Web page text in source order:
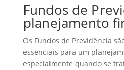
Fundos de
planejamento
Os Fundos de Previdência
essenciais para um
especialmente quando se